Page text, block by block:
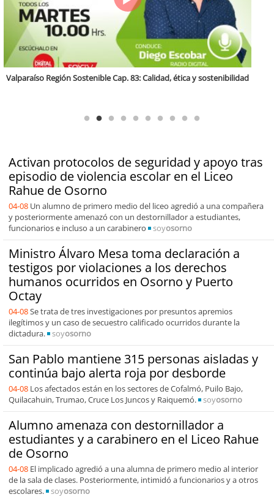
Activan protocolos de seguridad y apoyo tras
episodio de violencia escolar en el Liceo
Rahue de Osorno
04-08 Un alumno de primero medio del liceo agredió a una compañera
y posteriormente amenazó con un destornillador a estudiantes,
funcionarios e incluso a un carabinero
soyosorno
Ministro Álvaro Mesa toma declaración a
testigos por violaciones a los derechos
humanos ocurridos en Osorno y Puerto
Octay
04-08Se trata de tres investigaciones por presuntos apremios
ilegítimos y un caso de secuestro calificado ocurridos durante la
dictadura.
soyosorno
San Pablo mantiene 315 personas aisladas y
continúa bajo alerta roja por desborde
04-08 Los afectados están en los sectores de Cofalmó, Puilo Bajo,
Quilacahuin, Trumao, Cruce Los Juncos y Raiquemó.
soyosorno
Alumno amenaza con destornillador a
estudiantes y a carabinero en el Liceo Rahue
de Osorno
04-08 El implicado agredió a una alumna de primero medio al interior
de la sala de clases. Posteriormente, intimidó a funcionarios y a otros
escolares.
soyosorno